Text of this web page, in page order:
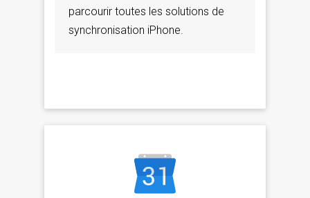
parcourir toutes les solutions de
synchronisation iPhone.